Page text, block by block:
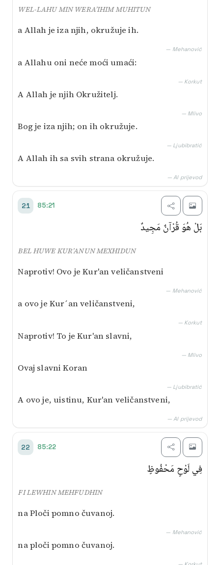
WEL-LAHU MIN WERA’IHIM MUHITUN
a Allah je iza njih, okružuje ih.
— Mehanović
a Allahu oni neće moći umaći:
— Korkut
A Allah je njih Okružitelj.
— Mlivo
Bog je iza njih; on ih okružuje.
— Ljubibratić
A Allah ih sa svih strana okružuje.
— AI prijevod
21 85:21
بَلْ هُوَ قُرْآنٌ مَجِيدٌ
BEL HUWE KUR’ANUN MEXHIDUN
Naprotiv! Ovo je Kur'an veličanstveni
— Mehanović
a ovo je Kur´an veličanstveni,
— Korkut
Naprotiv! To je Kur'an slavni,
— Mlivo
Ovaj slavni Koran
— Ljubibratić
A ovo je, uistinu, Kur'an veličanstveni,
— AI prijevod
22 85:22
فِي لَوْحٍ مَحْفُوظٍ
FI LEWHIN MEHFUDHIN
na Ploči pomno čuvanoj.
— Mehanović
na ploči pomno čuvanoj.